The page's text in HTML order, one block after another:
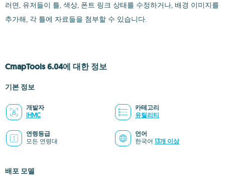
러면, 유저들이 틀, 색상, 폰트 링크 상태를 수정하거나, 배경 이미지를
추가해, 각 틀에 자료들을 첨부할 수 있습니다.
CmapTools 6.04에 대한 정보
기본 정보
개발자
IHMC
카테고리
유틸리티
연령등급
모든 연령대
언어
한국어 13개 이상
배포 모델